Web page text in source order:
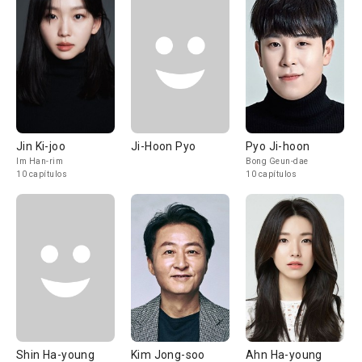
Jin Ki-joo
Im Han-rim
10 capítulos
Ji-Hoon Pyo Pyo Ji-hoon
Bong Geun-dae
10 capítulos
Shin Ha-young Kim Jong-soo Ahn Ha-young